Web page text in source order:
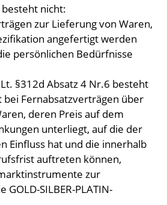
nicht:
zur Lieferung von Waren,
angefertigt werden
persönlichen Bedürfnisse
§312d Absatz 4 Nr.6 besteht
Fernabsatzverträgen über
deren Preis auf dem
unterliegt, auf die der
Einfluss hat und die innerhalb
auftreten können,
zur
GOLD-SILBER-PLATIN-